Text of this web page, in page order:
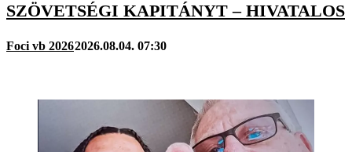
SZÖVETSÉGI KAPITÁNYT – HIVATALOS
Foci vb 20262026.08.04. 07:30